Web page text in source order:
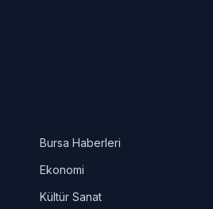
Bursa Haberleri
Ekonomi
Kültür Sanat